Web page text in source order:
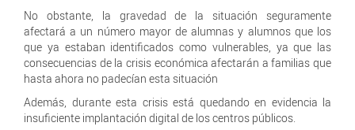
No obstante, la gravedad de la situación seguramente
afectará a un número mayor de alumnas y alumnos que los
que ya estaban identificados como vulnerables, ya que las
consecuencias de la crisis económica afectarán a familias que
hasta ahora no padecían esta situación
Además, durante esta crisis está quedando en evidencia la
insuficiente implantación digital de los centros públicos.